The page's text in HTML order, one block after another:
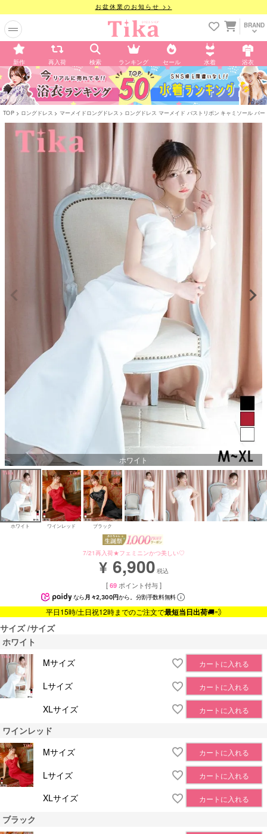
お盆休業のお知らせ >>
BRAND
新作 再入荷 検索 ランキング セール 水着 浴衣
TOP ロングドレス マーメイドロングドレス ロングドレス マーメイド バストリボン キャミソール バ
ホワイト
ホワイト ワインレッド ブラック
7/21再入荷★フェミニンかつ美しい♡
¥ 6,900 税込
[ 69 ポイント付与 ]
なら月々2,300円から。分割手数料無料
平日15時/土日祝12時までのご注文で最短当日出荷🚚💨
サイズ サイズ
ホワイト
Mサイズ
カートに入れる
Lサイズ カートに入れる
XLサイズ カートに入れる
ワインレッド
Mサイズ
カートに入れる
Lサイズ カートに入れる
XLサイズ カートに入れる
ブラック